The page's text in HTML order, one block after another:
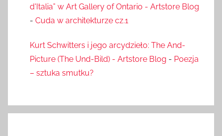
d'Italia” w Art Gallery of Ontario - Artstore Blog
- Cuda w architekturze cz.1
Kurt Schwitters i jego arcydzieło: The And-
Picture (The Und-Bild) - Artstore Blog - Poezja
– sztuka smutku?